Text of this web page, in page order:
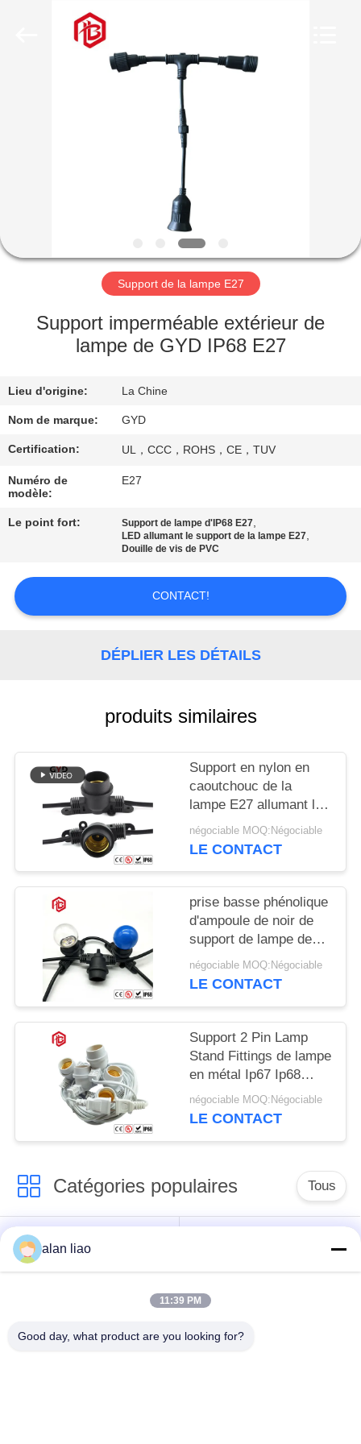
DE
NOUS
VISITE
D'USINE
CONTRÔLE
DE
QUALITÉ
PLAN
DU
PRIVACY
Support de la lampe E27
Support imperméable extérieur de
lampe de GYD IP68 E27
Lieu d'origine: La Chine
Nom de marque: GYD
Certification: UL，CCC，ROHS，CE，TUV
Numéro de
modèle:
E27
Le point fort: Support de lampe d'IP68 E27,
LED allumant le support de la lampe E27,
Douille de vis de PVC
CONTACT!
DÉPLIER LES DÉTAILS
produits similaires
Support en nylon en
caoutchouc de la
lampe E27 allumant la
prise de puissance en
plastique noire de base
négociable MOQ:Négociable
LE CONTACT
prise basse phénolique
d'ampoule de noir de
support de lampe de
PVC E27 de 250W
250V
négociable MOQ:Négociable
LE CONTACT
Support 2 Pin Lamp
Stand Fittings de lampe
en métal Ip67 Ip68
300v E27
négociable MOQ:Négociable
LE CONTACT
Catégories populaires Tous
Connecteur circulaire
imperméable
basse tension
imperméable de
Support de la lampe
alan liao
11:39 PM
Good day, what product are you looking for?